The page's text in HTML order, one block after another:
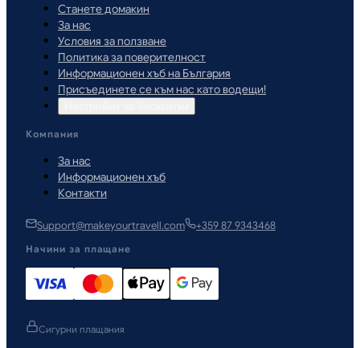
Станете домакин
За нас
Условия за ползване
Политика за поверителност
Информационен хъб на България
Присъединете се към нас като водещи!
Компания
За нас
Информационен хъб
Контакти
Support@makeyourtravell.com +359 87 9343468
Начини за плащане
Сигурни плащания